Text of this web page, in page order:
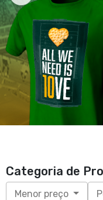
Categoria de
Menor preço